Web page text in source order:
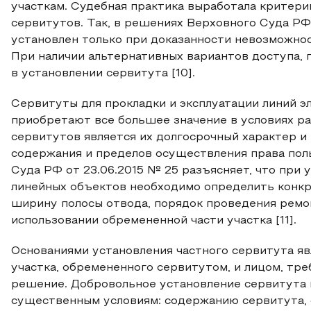
участкам. Судебная практика выработала
сервитутов. Так, в решениях Верховного Суда
установлен только при доказанности
При наличии альтернативных вариантов
в установлении сервитута [10].
Сервитуты для прокладки и эксплуатации линий
приобретают все большее значение в условиях
сервитутов является их долгосрочный характер
содержания и пределов осуществления права
Суда РФ от 23.06.2015 № 25 разъясняет, что при
линейных объектов необходимо определить
ширину полосы отвода, порядок проведения
использовании обремененной части участка [11].
Основаниями установления частного сервитута
участка, обремененного сервитутом, и лицом,
решение. Добровольное установление
существенным условиям: содержанию сервитута,